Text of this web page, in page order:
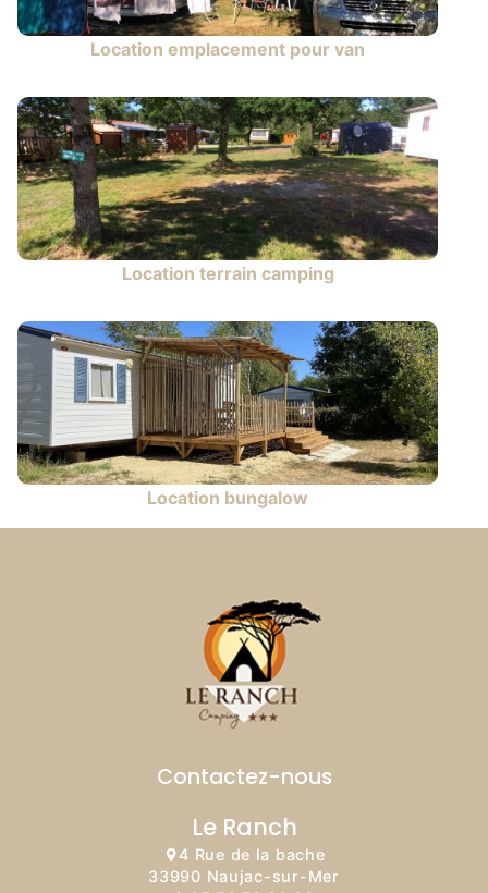
Location emplacement pour van
Location terrain camping
Location bungalow
Contactez-nous
Le Ranch
4 Rue de la bache
33990 Naujac-sur-Mer